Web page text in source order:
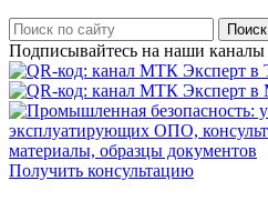
Поиск
Подписывайтесь на наши каналы
Получить консультацию